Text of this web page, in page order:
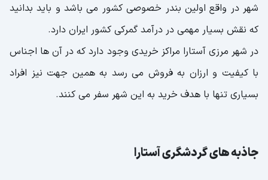
شهر در واقع اولین بندر خصوصی کشور می باشد و باید بدانید
که نقش بسیار مهمی در درآمد گمرکی کشور ایران دارد.
در شهر مرزی آستارا مراکز خریدی وجود دارد که در آن ها اجناس
با کیفیت و ارزان به فروش می رسد به همین جهت نیز افراد
بسیاری تنها با هدف خرید به این شهر سفر می کنند.
جاذبه های گردشگری آستارا